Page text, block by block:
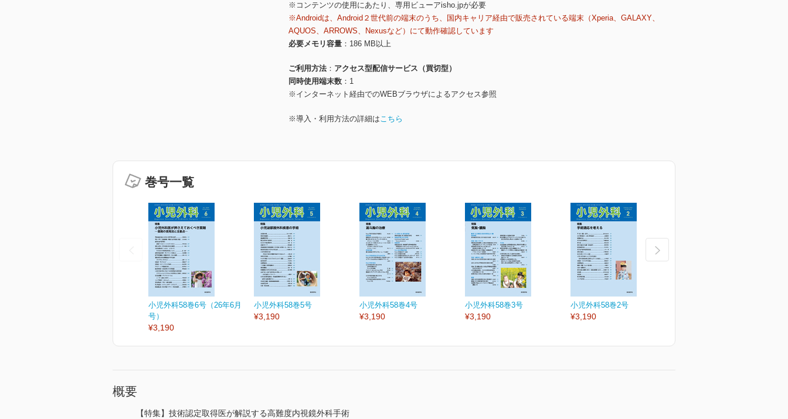
※コンテンツの使用にあたり、専用ビューアisho.jpが必要
※Androidは、Android２世代前の端末のうち、国内キャリア経由で販売されている端末（Xperia、GALAXY、
AQUOS、ARROWS、Nexusなど）にて動作確認しています
必要メモリ容量
186 MB以上
ご利用方法
アクセス型配信サービス（買切型）
同時使用端末数
1
※インターネット経由でのWEBブラウザによるアクセス参照
※導入・利用方法の詳細はこちら
巻号一覧
小児外科58巻6号（26年6月
号）
¥3,190
小児外科58巻5号
¥3,190
小児外科58巻4号
¥3,190
小児外科58巻3号
¥3,190
小児外科58巻2号
¥3,190
概要
【特集】技術認定取得医が解説する高難度内視鏡外科手術